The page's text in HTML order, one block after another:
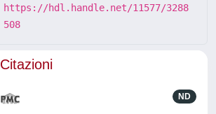
https://hdl.handle.net/11577/3288
508
Citazioni
ND